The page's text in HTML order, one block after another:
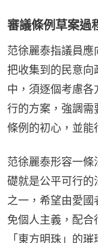
審議條例草案過
范徐麗泰指議員
把收集到的民意向
中，須逐個考慮
行的方案，強調需
條例的初心，並能
范徐麗泰形容一
礎就是公平可行的
之一，希望由愛
免個人主義，配
「東方明珠」的璀